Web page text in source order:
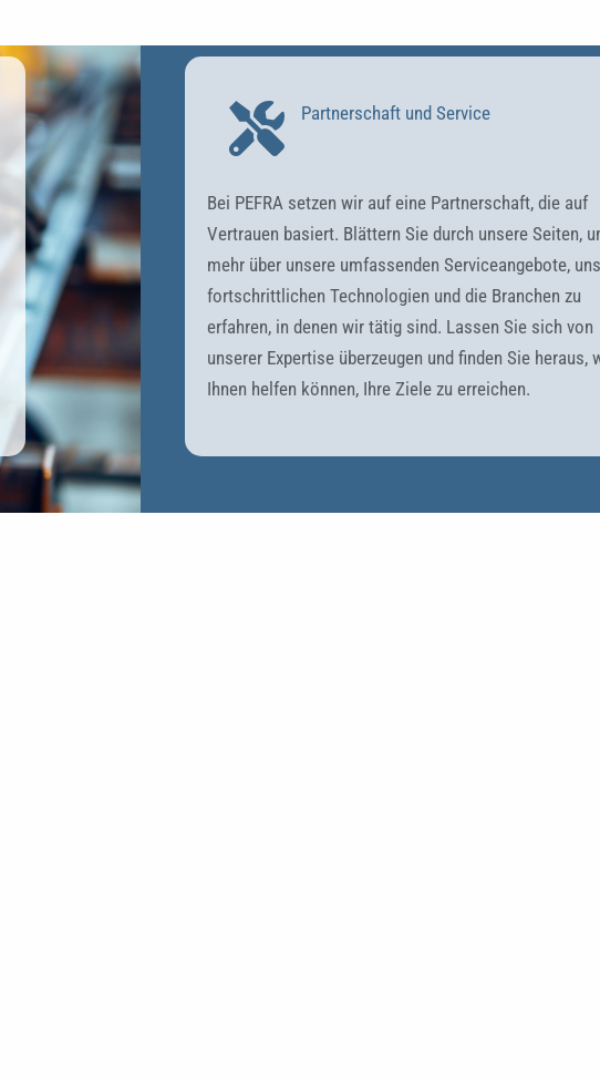
Partnerschaft und Service
Bei PEFRA setzen wir auf eine Partnerschaft, die auf
Vertrauen basiert. Blättern Sie durch unsere Seiten,
mehr über unsere umfassenden Serviceangebote,
fortschrittlichen Technologien und die Branchen zu
erfahren, in denen wir tätig sind. Lassen Sie sich von
unserer Expertise überzeugen und finden Sie heraus,
Ihnen helfen können, Ihre Ziele zu erreichen.